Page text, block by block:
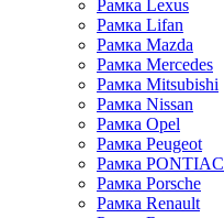
Рамка Lexus
Рамка Lifan
Рамка Mazda
Рамка Mercedes
Рамка Mitsubishi
Рамка Nissan
Рамка Opel
Рамка Peugeot
Рамка PONTIAC
Рамка Porsche
Рамка Renault